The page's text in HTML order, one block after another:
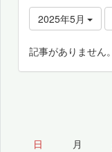
2025年5月
記事がありません。
日 月